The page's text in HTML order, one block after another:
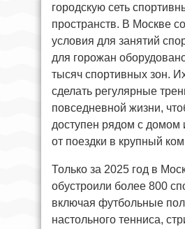
городскую сеть
пространств. В Москве
условия для занятий
для горожан
тысяч спортивных зон.
сделать регулярные
повседневной жизни,
доступен рядом с домом
от поездки в крупный
Только за 2025 год в
обустроили более 800
включая футбольные
настольного тенниса,